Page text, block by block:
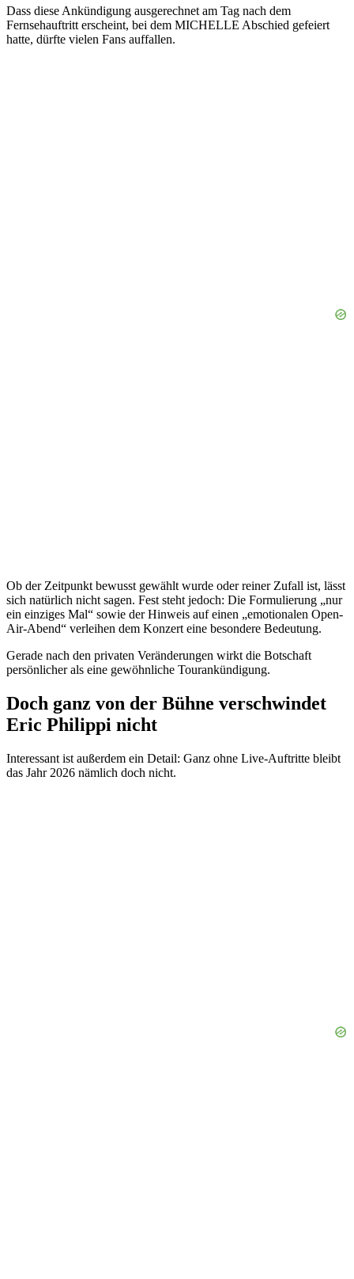
Dass diese Ankündigung ausgerechnet am Tag nach dem
Fernsehauftritt erscheint, bei dem MICHELLE Abschied gefeiert
hatte, dürfte vielen Fans auffallen.
Ob der Zeitpunkt bewusst gewählt wurde oder reiner Zufall ist, lässt
sich natürlich nicht sagen. Fest steht jedoch: Die Formulierung „nur
ein einziges Mal“ sowie der Hinweis auf einen „emotionalen Open-
Air-Abend“ verleihen dem Konzert eine besondere Bedeutung.
Gerade nach den privaten Veränderungen wirkt die Botschaft
persönlicher als eine gewöhnliche Tourankündigung.
Doch ganz von der Bühne verschwindet
Eric Philippi nicht
Interessant ist außerdem ein Detail: Ganz ohne Live-Auftritte bleibt
das Jahr 2026 nämlich doch nicht.